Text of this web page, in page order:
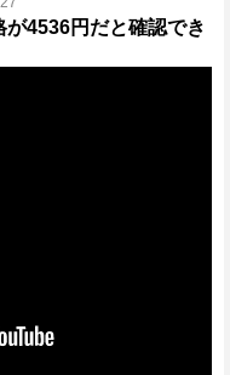
4536円 だと確認でき